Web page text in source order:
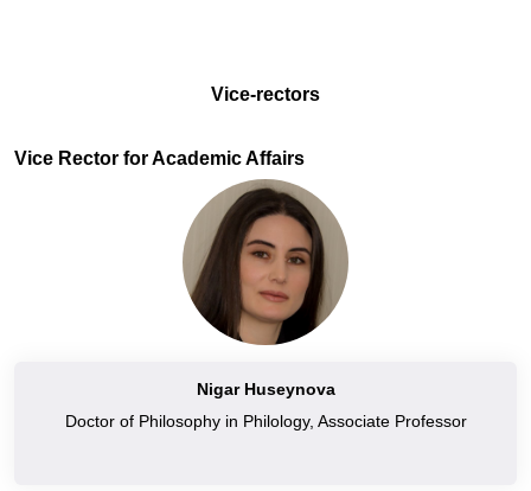
Vice-rectors
Vice Rector for Academic Affairs
Nigar Huseynova
Doctor of Philosophy in Philology, Associate Professor